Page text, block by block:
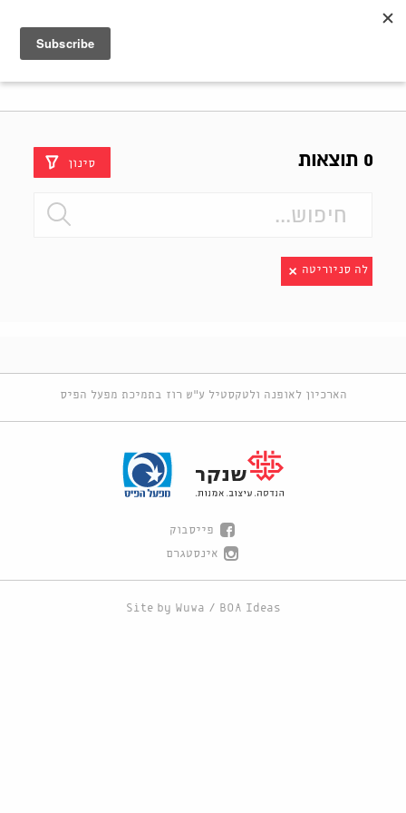
0 תוצאות סינון
לה סניוריטה
הארכיון לאופנה ולטקסטיל ע"ש רוז בתמיכת מפעל הפיס
פייסבוק
אינסטגרם
Site by Wuwa / BOA Ideas